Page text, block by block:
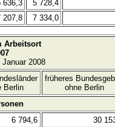
636,3
5 728,4
207,8 7 334,0
Arbeitsort
2008
Berlin
früheres
ohne Berlin
6 794,6
30